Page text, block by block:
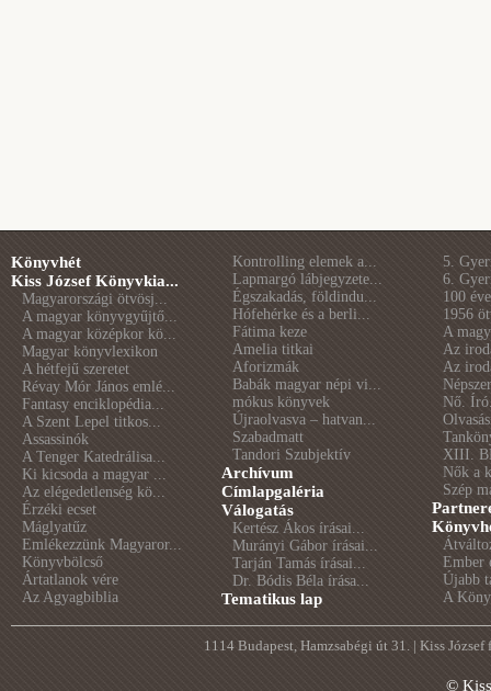
Könyvhét
Kiss József Könyvkia...
Magyarországi ötvösj...
A magyar könyvgyűjtő...
A magyar középkor kö...
Magyar könyvlexikon
A hétfejű szeretet
Révay Mór János emlé...
Fantasy enciklopédia...
A Szent Lepel titkos...
Assassinók
A Tenger Katedrálisa...
Ki kicsoda a magyar ...
Az elégedetlenség kö...
Érzéki ecset
Máglyatűz
Emlékezzünk Magyaror...
Könyvbölcső
Ártatlanok vére
Az Agyagbiblia
Kontrolling elemek a...
Lapmargó lábjegyzete...
Égszakadás, földindu...
Hófehérke és a berli...
Fátima keze
Amelia titkai
Aforizmák
Babák magyar népi vi...
mókus könyvek
Újraolvasva – hatvan...
Szabadmatt
Tandori Szubjektív
Archívum
Címlapgaléria
Válogatás
Kertész Ákos írásai...
Murányi Gábor írásai...
Tarján Tamás írásai...
Dr. Bódis Béla írása...
Tematikus lap
5.
6.
100
1956
A
Az
Az
Nő.
XIII.
Nők a
Szép
Ember
Újabb
A
1114 Budapest, Hamzsabégi út 31. | Kiss
©